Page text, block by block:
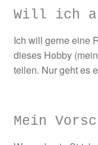
Will ich
Ich will gerne eine
dieses Hobby
teilen. Nur geht es
Mein